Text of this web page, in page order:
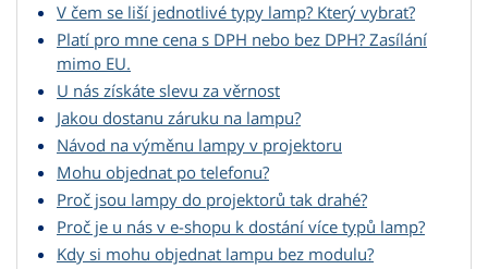
V čem se liší jednotlivé typy lamp? Který vybrat?
Platí pro mne cena s DPH nebo bez DPH? Zasílání
mimo EU.
U nás získáte slevu za věrnost
Jakou dostanu záruku na lampu?
Návod na výměnu lampy v projektoru
Mohu objednat po telefonu?
Proč jsou lampy do projektorů tak drahé?
Proč je u nás v e-shopu k dostání více typů lamp?
Kdy si mohu objednat lampu bez modulu?